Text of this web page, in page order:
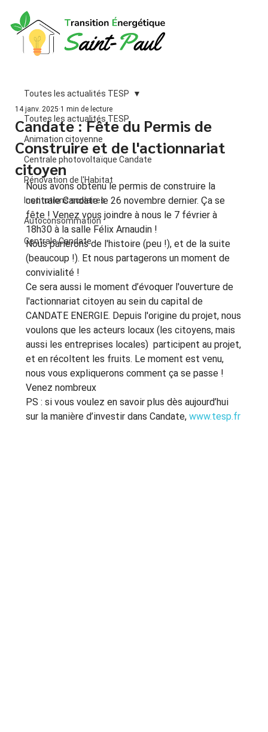
Toutes les actualités TESP
Animation citoyenne
Centrale photovoltaïque Candate
Rénovation de l'Habitat
Institutions scolaires
Autoconsommation
Centrale Candate
Toutes les actualités TESP
Candate : Fête du Permis de
Construire et de l'actionnariat
citoyen
14 janv. 2025 1 min de lecture
Nous avons obtenu le permis de construire la
centrale Candate le 26 novembre dernier. Ça se
fête ! Venez vous joindre à nous le 7 février à
18h30 à la salle Félix Arnaudin !
Nous parlerons de l'histoire (peu !), et de la suite
(beaucoup !). Et nous partagerons un moment de
convivialité !
Ce sera aussi le moment d’évoquer l'ouverture de
l'actionnariat citoyen au sein du capital de
CANDATE ENERGIE. Depuis l'origine du projet, nous
voulons que les acteurs locaux (les citoyens, mais
aussi les entreprises locales)  participent au projet,
et en récoltent les fruits. Le moment est venu,
nous vous expliquerons comment ça se passe !
Venez nombreux
PS : si vous voulez en savoir plus dès aujourd’hui
sur la manière d’investir dans Candate, www.tesp.fr